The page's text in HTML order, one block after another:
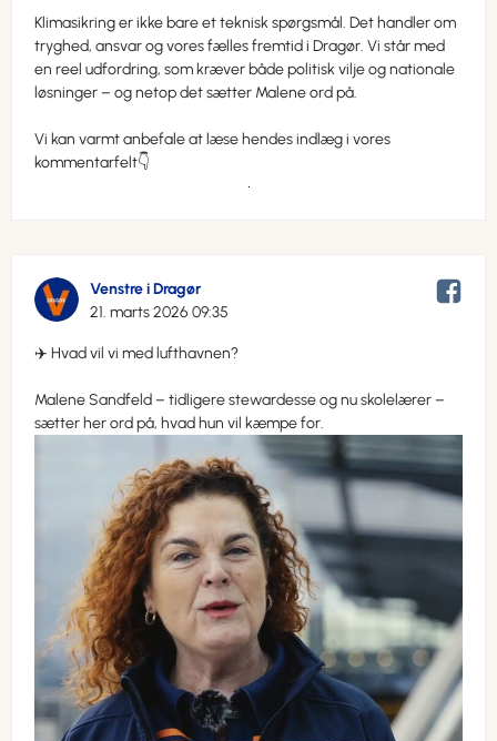
Klimasikring er ikke bare et teknisk spørgsmål. Det handler om
tryghed, ansvar og vores fælles fremtid i Dragør. Vi står med
en reel udfordring, som kræver både politisk vilje og nationale
løsninger – og netop det sætter Malene ord på.
Vi kan varmt anbefale at læse hendes indlæg i vores
kommentarfelt👇
Venstre i Dragør
21. marts 2026 09:35
✈️ Hvad vil vi med lufthavnen?
Malene Sandfeld – tidligere stewardesse og nu skolelærer –
sætter her ord på, hvad hun vil kæmpe for.